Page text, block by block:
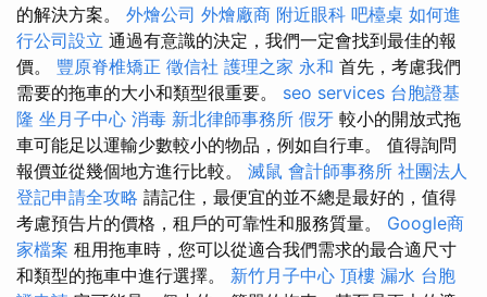
的解決方案。 外燴公司 外燴廠商 附近眼科 吧檯桌 如何進
行公司設立 通過有意識的決定，我們一定會找到最佳的報
價。 豐原脊椎矯正 徵信社 護理之家 永和 首先，考慮我們
需要的拖車的大小和類型很重要。 seo services 台胞證基
隆 坐月子中心 消毒 新北律師事務所 假牙 較小的開放式拖
車可能足以運輸少數較小的物品，例如自行車。 值得詢問
報價並從幾個地方進行比較。 滅鼠 會計師事務所 社團法人
登記申請全攻略 請記住，最便宜的並不總是最好的，值得
考慮預告片的價格，租戶的可靠性和服務質量。 Google商
家檔案 租用拖車時，您可以從適合我們需求的最合適尺寸
和類型的拖車中進行選擇。 新竹月子中心 頂樓 漏水 台胞